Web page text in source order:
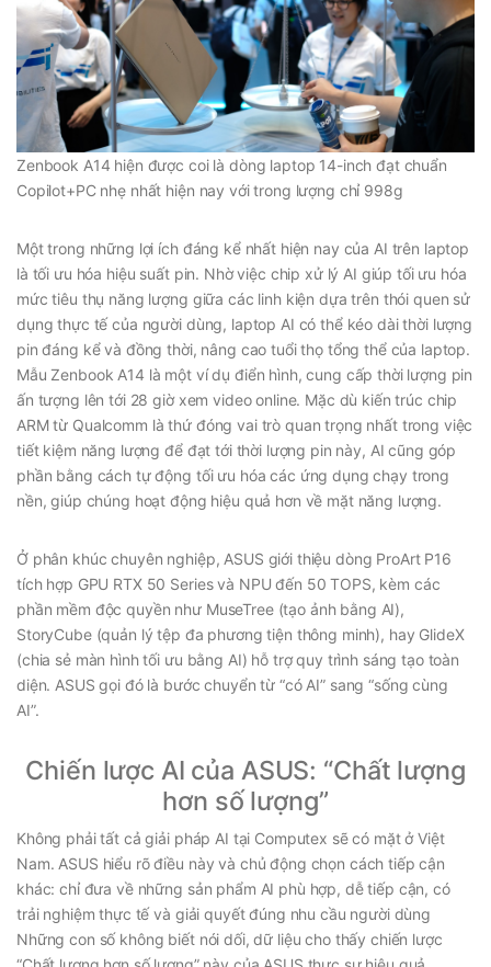
Zenbook A14 hiện được coi là dòng laptop 14-inch đạt chuẩn
Copilot+PC nhẹ nhất hiện nay với trong lượng chỉ 998g
Một trong những lợi ích đáng kể nhất hiện nay của AI trên laptop
là tối ưu hóa hiệu suất pin. Nhờ việc chip xử lý AI giúp tối ưu hóa
mức tiêu thụ năng lượng giữa các linh kiện dựa trên thói quen sử
dụng thực tế của người dùng, laptop AI có thể kéo dài thời lượng
pin đáng kể và đồng thời, nâng cao tuổi thọ tổng thể của laptop.
Mẫu Zenbook A14 là một ví dụ điển hình, cung cấp thời lượng pin
ấn tượng lên tới 28 giờ xem video online. Mặc dù kiến trúc chip
ARM từ Qualcomm là thứ đóng vai trò quan trọng nhất trong việc
tiết kiệm năng lượng để đạt tới thời lượng pin này, AI cũng góp
phần bằng cách tự động tối ưu hóa các ứng dụng chạy trong
nền, giúp chúng hoạt động hiệu quả hơn về mặt năng lượng.
Ở phân khúc chuyên nghiệp, ASUS giới thiệu dòng ProArt P16
tích hợp GPU RTX 50 Series và NPU đến 50 TOPS, kèm các
phần mềm độc quyền như MuseTree (tạo ảnh bằng AI),
StoryCube (quản lý tệp đa phương tiện thông minh), hay GlideX
(chia sẻ màn hình tối ưu bằng AI) hỗ trợ quy trình sáng tạo toàn
diện. ASUS gọi đó là bước chuyển từ “có AI” sang “sống cùng
AI”.
Chiến lược AI của ASUS: “Chất lượng
hơn số lượng”
Không phải tất cả giải pháp AI tại Computex sẽ có mặt ở Việt
Nam. ASUS hiểu rõ điều này và chủ động chọn cách tiếp cận
khác: chỉ đưa về những sản phẩm AI phù hợp, dễ tiếp cận, có
trải nghiệm thực tế và giải quyết đúng nhu cầu người dùng
Những con số không biết nói dối, dữ liệu cho thấy chiến lược